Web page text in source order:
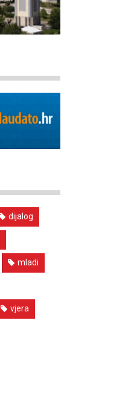
dijalog
mladi
vjera